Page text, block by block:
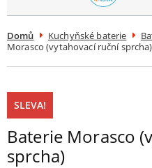
Domů Kuchyňské baterie
Morasco (vytahovací ruční sprcha)
Baterie Morasco
sprcha)
SLEVA!